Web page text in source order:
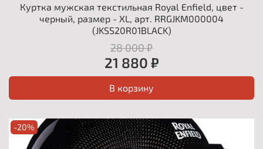
Куртка мужская текстильная Royal Enfield, цвет -
черный, размер - XL, арт. RRGJKM000004
(JKSS20R01BLACK)
28 000 ₽
21 880 ₽
В корзину
-20%